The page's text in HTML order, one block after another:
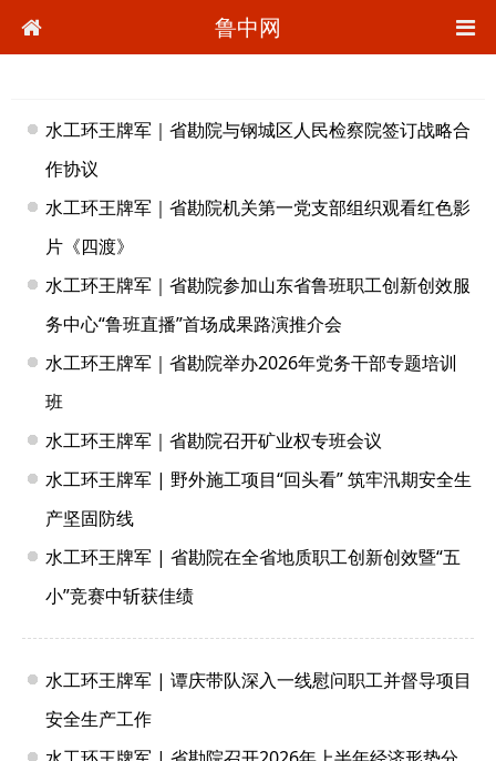
鲁中网
水工环王牌军｜省勘院与钢城区人民检察院签订战略合
作协议
水工环王牌军｜省勘院机关第一党支部组织观看红色影
片《四渡》
水工环王牌军｜省勘院参加山东省鲁班职工创新创效服
务中心“鲁班直播”首场成果路演推介会
水工环王牌军｜省勘院举办2026年党务干部专题培训
班
水工环王牌军｜省勘院召开矿业权专班会议
水工环王牌军 | 野外施工项目“回头看” 筑牢汛期安全生
产坚固防线
水工环王牌军 | 省勘院在全省地质职工创新创效暨“五
小”竞赛中斩获佳绩
水工环王牌军 | 谭庆带队深入一线慰问职工并督导项目
安全生产工作